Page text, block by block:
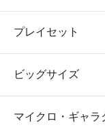
プレイセット
ビッグサイズ
マイクロ・ギャラ